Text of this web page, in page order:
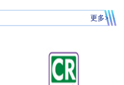
更多>